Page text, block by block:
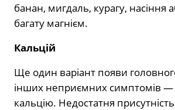
банан, мигдаль, курагу, насіння
багату магнієм.
Кальцій
Ще один варіант появи
інших неприємних симптомів —
кальцію. Недостатня